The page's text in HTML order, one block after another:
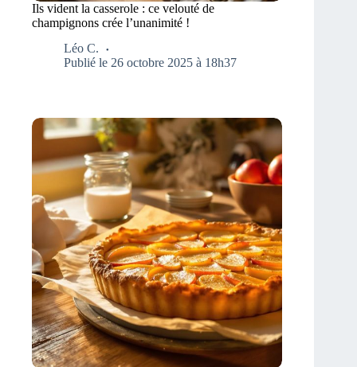
Ils vident la casserole : ce velouté de
champignons crée l’unanimité !
Léo C.
Publié le 26 octobre 2025 à 18h37